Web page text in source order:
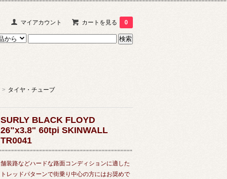
マイアカウント カートを見る 0
> タイヤ・チューブ
SURLY BLACK FLOYD
26"x3.8" 60tpi SKINWALL
TR0041
舗装路などハードな路面コンディションに適した
トレッドパターンで街乗り中心の方にはお奨めで